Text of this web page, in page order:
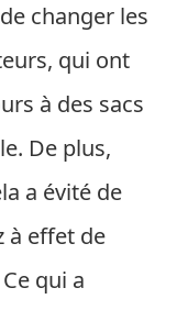
changer les
qui ont
à des sacs
De plus,
a évité de
à effet de
qui a